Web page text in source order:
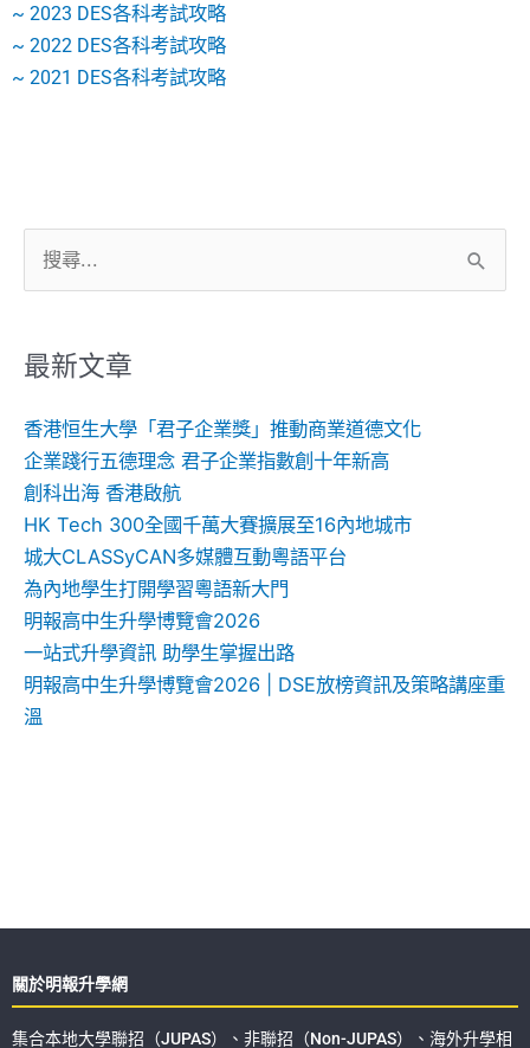
~ 2023 DES各科考試攻略
~ 2022 DES各科考試攻略
~ 2021 DES各科考試攻略
尋
鍵
最新文章
香港恒生大學「君子企業獎」推動商業道德文化
企業踐行五德理念 君子企業指數創十年新高
創科出海 香港啟航
HK Tech 300全國千萬大賽擴展至16內地城市
城大CLASSyCAN多媒體互動粵語平台
為內地學生打開學習粵語新大門
明報高中生升學博覽會2026
一站式升學資訊 助學生掌握出路
明報高中生升學博覽會2026 | DSE放榜資訊及策略講座重
溫
關於明報升學網
集合本地大學聯招（JUPAS）、非聯招（Non-JUPAS）、海外升學相